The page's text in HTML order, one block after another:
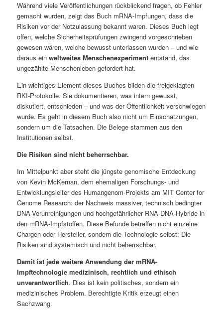
Während viele Veröffentlichungen rückblickend fragen, ob Fehler
gemacht wurden, zeigt das Buch mRNA-Impfungen, dass die
Risiken vor der Notzulassung bekannt waren. Dieses Buch legt
offen, welche Sicherheitsprüfungen zwingend vorgeschrieben
gewesen wären, welche bewusst unterlassen wurden – und wie
daraus einweltweites Menschenexperiment entstand, das
ungezählte Menschenleben gefordert hat.
Ein wichtiges Element dieses Buches bilden die freigeklagten
RKI-Protokolle. Sie dokumentieren, was intern gewusst,
diskutiert, entschieden – und was der Öffentlichkeit verschwiegen
wurde. Es geht in diesem Buch also nicht um Einschätzungen,
sondern um die Tatsachen. Die Belege stammen aus den
Institutionen selbst.
Die Risiken sind nicht beherrschbar.
Im Mittelpunkt aber steht die jüngste genomische Entdeckung
von Kevin McKernan, dem ehemaligen Forschungs- und
Entwicklungsleiter des Humangenom-Projekts am MIT Center for
Genome Research: der Nachweis massiver, technisch bedingter
DNA-Verunreinigungen und hochgefährlicher RNA-DNA-Hybride in
den mRNA-Impfstoffen. Diese Befunde betreffen nicht einzelne
Chargen oder Hersteller, sondern die Technologie selbst: Die
Risiken sind systemisch und nicht beherrschbar.
Damit ist jede weitere Anwendung der mRNA-
Impftechnologie medizinisch, rechtlich und ethisch
unverantwortlich. Dies ist kein politisches, sondern ein
medizinisches Problem. Berechtigte Kritik erzeugt einen
Sachzwang.